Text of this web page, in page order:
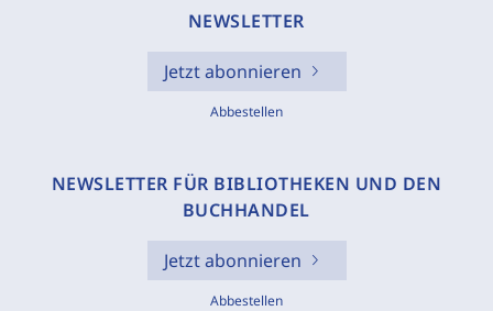
NEWSLETTER
Jetzt abonnieren
Abbestellen
NEWSLETTER FÜR BIBLIOTHEKEN UND DEN
BUCHHANDEL
Jetzt abonnieren
Abbestellen